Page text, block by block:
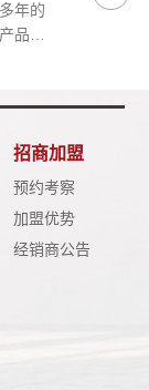
年的
品为
招商加盟
预约考察
加盟优势
经销商公告